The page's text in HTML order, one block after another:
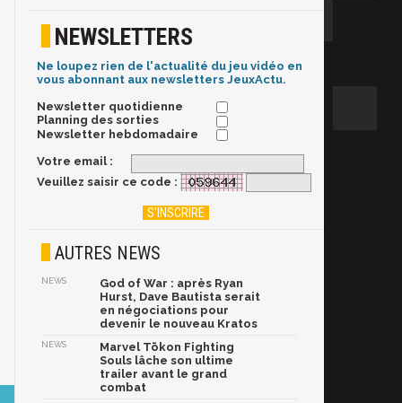
NEWSLETTERS
Ne loupez rien de l'actualité du jeu vidéo en
vous abonnant aux newsletters JeuxActu.
Newsletter quotidienne
Planning des sorties
Newsletter hebdomadaire
Votre email :
Veuillez saisir ce code :
AUTRES NEWS
NEWS
God of War : après Ryan
Hurst, Dave Bautista serait
en négociations pour
devenir le nouveau Kratos
NEWS
Marvel Tōkon Fighting
Souls lâche son ultime
trailer avant le grand
combat